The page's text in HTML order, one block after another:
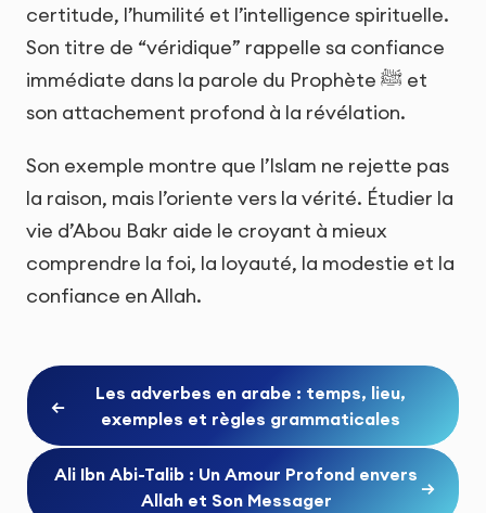
certitude, l’humilité et l’intelligence spirituelle.
Son titre de “véridique” rappelle sa confiance
immédiate dans la parole du Prophète ﷺ et
son attachement profond à la révélation.
Son exemple montre que l’Islam ne rejette pas
la raison, mais l’oriente vers la vérité. Étudier la
vie d’Abou Bakr aide le croyant à mieux
comprendre la foi, la loyauté, la modestie et la
confiance en Allah.
←
Les adverbes en arabe : temps, lieu,
exemples et règles grammaticales
Ali Ibn Abi-Talib : Un Amour Profond envers
Allah et Son Messager
→